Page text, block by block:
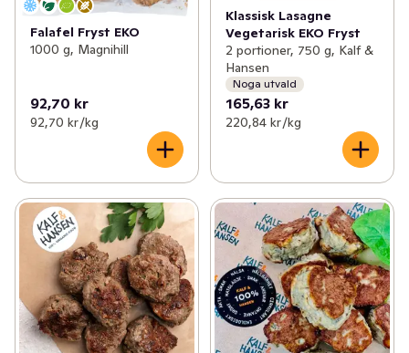
Falafel Fryst EKO
1000 g, Magnihill
92,70 kr
92,70 kr /kg
Klassisk Lasagne
Vegetarisk EKO Fryst
2 portioner, 750 g, Kalf &
Hansen
Noga utvald
165,63 kr
220,84 kr /kg